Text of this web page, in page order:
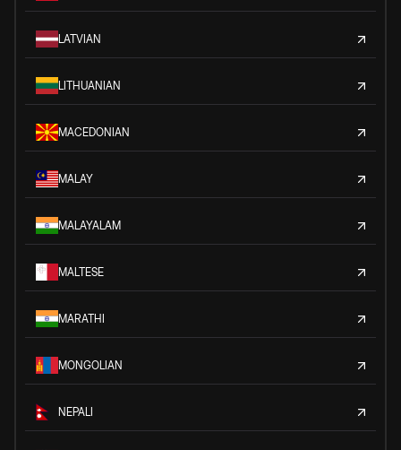
LATVIAN
LITHUANIAN
MACEDONIAN
MALAY
MALAYALAM
MALTESE
MARATHI
MONGOLIAN
NEPALI